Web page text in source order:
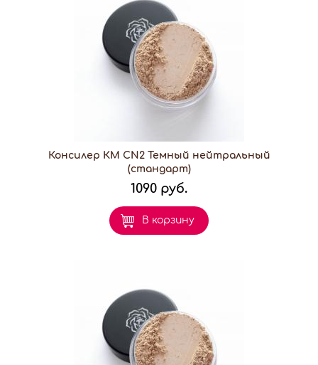
Консилер КМ CN2 Темный нейтральный
(стандарт)
1090 руб.
В корзину